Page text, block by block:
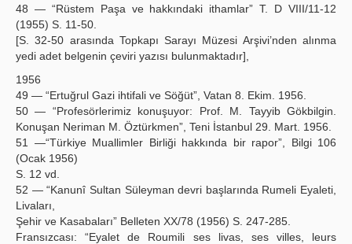
48 — “Rüstem Paşa ve hakkındaki ithamlar” T. D VIII/11-12
(1955) S. 11-50.
[S. 32-50 arasında Topkapı Sarayı Müzesi Arşivi’nden alınma
yedi adet belgenin çeviri yazısı bulunmaktadır],
1956
49 — “Ertuğrul Gazi ihtifali ve Söğüt”, Vatan 8. Ekim. 1956.
50 — “Profesörlerimiz konuşuyor: Prof. M. Tayyib Gökbilgin.
Konuşan Neriman M. Öztürkmen”, Teni İstanbul 29. Mart. 1956.
51 —“Türkiye Muallimler Birliği hakkında bir rapor”, Bilgi 106
(Ocak 1956)
S. 12 vd.
52 — “Kanunî Sultan Süleyman devri başlarında Rumeli Eyaleti,
Livaları,
Şehir ve Kasabaları” Belleten XX/78 (1956) S. 247-285.
Fransızcası: “Eyalet de Roumili ses livas, ses villes, leurs